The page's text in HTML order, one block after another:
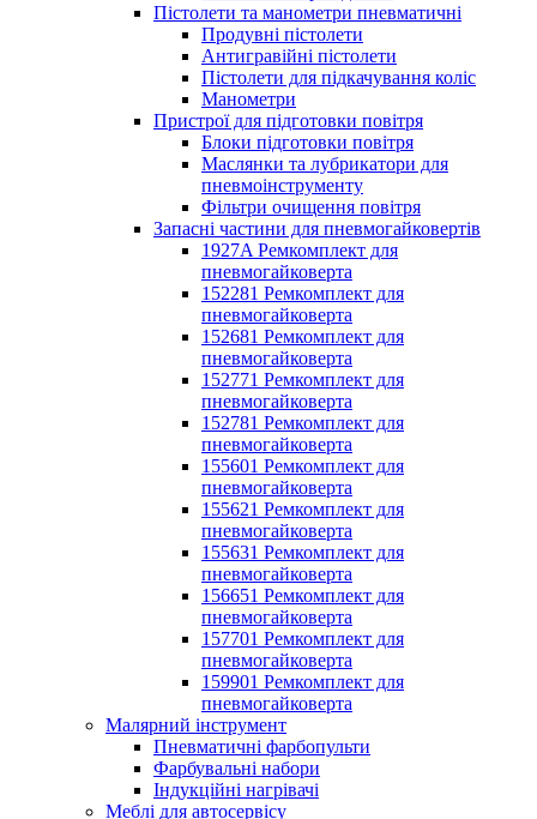
Пістолети та манометри пневматичні
Продувні пістолети
Антигравійні пістолети
Пістолети для підкачування коліс
Манометри
Пристрої для підготовки повітря
Блоки підготовки повітря
Маслянки та лубрикатори для
пневмоінструменту
Фільтри очищення повітря
Запасні частини для пневмогайковертів
1927A Ремкомплект для
пневмогайковерта
152281 Ремкомплект для
пневмогайковерта
152681 Ремкомплект для
пневмогайковерта
152771 Ремкомплект для
пневмогайковерта
152781 Ремкомплект для
пневмогайковерта
155601 Ремкомплект для
пневмогайковерта
155621 Ремкомплект для
пневмогайковерта
155631 Ремкомплект для
пневмогайковерта
156651 Ремкомплект для
пневмогайковерта
157701 Ремкомплект для
пневмогайковерта
159901 Ремкомплект для
пневмогайковерта
Малярний інструмент
Пневматичні фарбопульти
Фарбувальні набори
Індукційні нагрівачі
Меблі для автосервісу